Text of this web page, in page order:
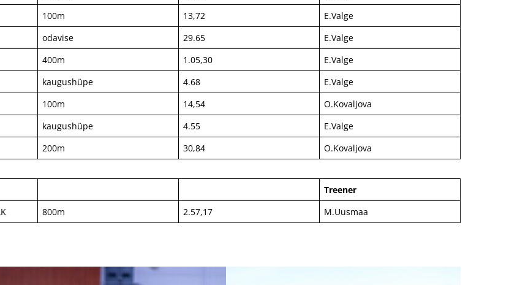
100m 13,72
E.Valge
odavise 29.65
E.Valge
400m 1.05,30
E.Valge
kaugushüpe 4.68
E.Valge
100m 14,54
O.Kovaljova
kaugushüpe 4.55
E.Valge
200m 30,84 O.Kovaljova
Treener
800m 2.57,17 M.Uusmaa